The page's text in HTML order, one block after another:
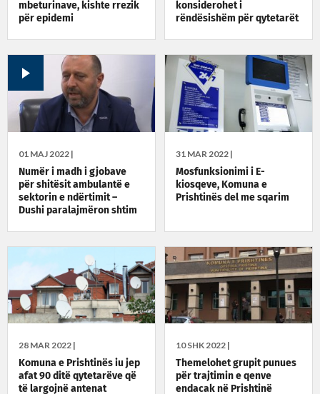
mbeturinave, kishte rrezik
për epidemi
konsiderohet i
rëndësishëm për qytetarët
01 MAJ 2022 |
Numër i madh i gjobave
për shitësit ambulantë e
sektorin e ndërtimit –
Dushi paralajmëron shtim
31 MAR 2022 |
Mosfunksionimi i E-
kiosqeve, Komuna e
Prishtinës del me sqarim
28 MAR 2022 |
Komuna e Prishtinës iu jep
afat 90 ditë qytetarëve që
të largojnë antenat
10 SHK 2022 |
Themelohet grupit punues
për trajtimin e qenve
endacak në Prishtinë